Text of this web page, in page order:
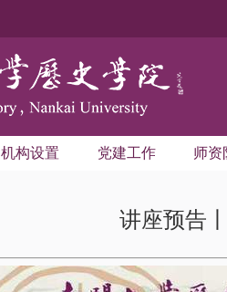
机构设置 党建工作 师资
讲座预告